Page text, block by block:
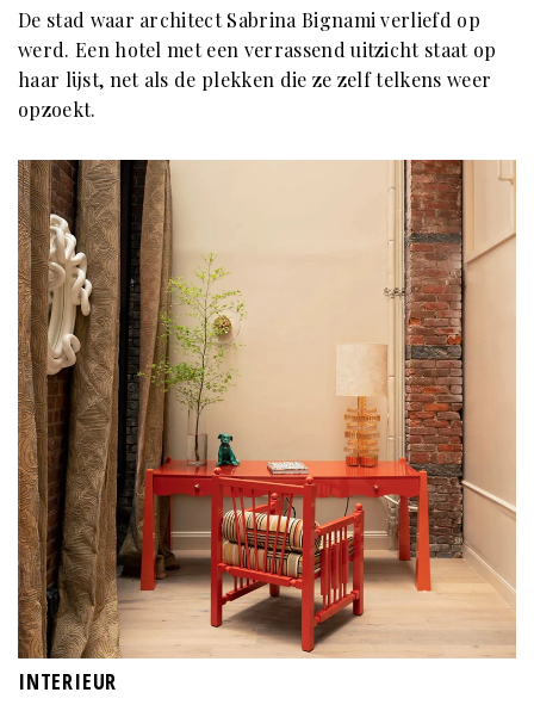
De stad waar architect Sabrina Bignami verliefd op
werd. Een hotel met een verrassend uitzicht staat op
haar lijst, net als de plekken die ze zelf telkens weer
opzoekt.
INTERIEUR